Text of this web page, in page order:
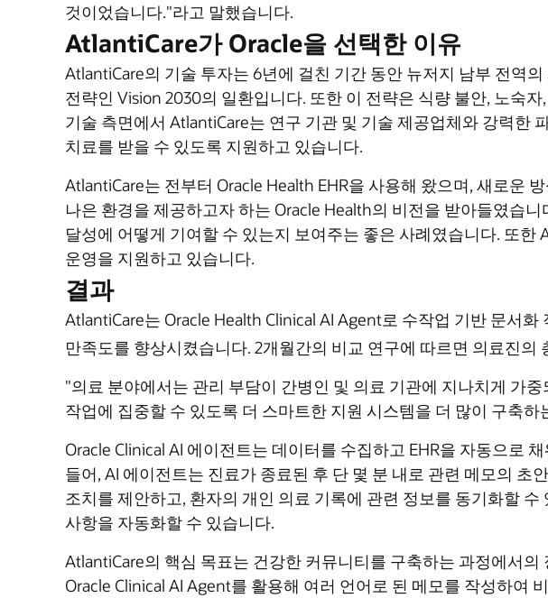
것이었습니다."라고 말했습니다.
AtlantiCare가 Oracle을 선택한 이유
AtlantiCare의 기술 투자는 6년에 걸친 기간 동안 뉴저지 남부 전역
전략인 Vision 2030의 일환입니다. 또한 이 전략은 식량 불안, 노숙
기술 측면에서 AtlantiCare는 연구 기관 및 기술 제공업체와 강력한
치료를 받을 수 있도록 지원하고 있습니다.
AtlantiCare는 전부터 Oracle Health EHR을 사용해 왔으며, 새로운
나은 환경을 제공하고자 하는 Oracle Health의 비전을 받아들였습
달성에 어떻게 기여할 수 있는지 보여주는 좋은 사례였습니다. 또
운영을 지원하고 있습니다.
결과
AtlantiCare는 Oracle Health Clinical AI Agent로 수작업 기반 문서
만족도를 향상시켰습니다. 2개월간의 비교 연구에 따르면 의료진
"의료 분야에서는 관리 부담이 간병인 및 의료 기관에 지나치게 가
작업에 집중할 수 있도록 더 스마트한 지원 시스템을 더 많이 구축
Oracle Clinical AI 에이전트는 데이터를 수집하고 EHR을 자동으로
들어, AI 에이전트는 진료가 종료된 후 단 몇 분 내로 관련 메모의
조치를 제안하고, 환자의 개인 의료 기록에 관련 정보를 동기화할
사항을 자동화할 수 있습니다.
AtlantiCare의 핵심 목표는 건강한 커뮤니티를 구축하는 과정에서
Oracle Clinical AI Agent를 활용해 여러 언어로 된 메모를 작성하여